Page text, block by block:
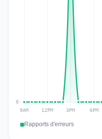
Rapports d'erreurs